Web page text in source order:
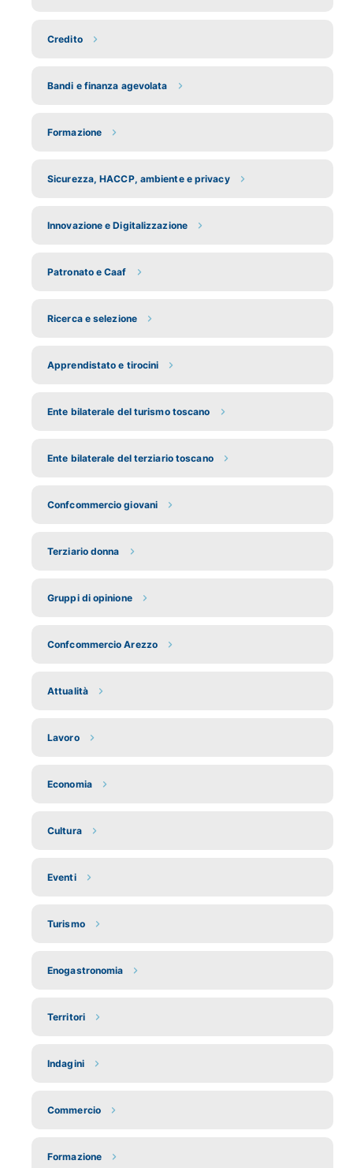
Credito
Bandi e finanza agevolata
Formazione
Sicurezza, HACCP, ambiente e privacy
Innovazione e Digitalizzazione
Patronato e Caaf
Ricerca e selezione
Apprendistato e tirocini
Ente bilaterale del turismo toscano
Ente bilaterale del terziario toscano
Confcommercio giovani
Terziario donna
Gruppi di opinione
Confcommercio Arezzo
Attualità
Lavoro
Economia
Cultura
Eventi
Turismo
Enogastronomia
Territori
Indagini
Commercio
Formazione